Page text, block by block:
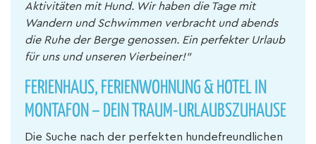
Aktivitäten mit Hund. Wir haben die Tage mit
Wandern und Schwimmen verbracht und abends
die Ruhe der Berge genossen. Ein perfekter Urlaub
für uns und unseren Vierbeiner!"
FERIENHAUS, FERIENWOHNUNG & HOTEL IN
MONTAFON – DEIN TRAUM-URLAUBSZUHAUSE
Die Suche nach der perfekten hundefreundlichen